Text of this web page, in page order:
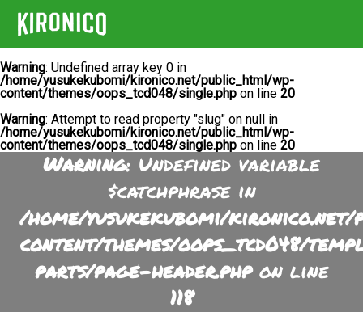
Warning: Undefined array key 0 in
/home/yusukekubomi/kironico.net/public_html/wp-
content/themes/oops_tcd048/single.php on line 20
Warning: Attempt to read property "slug" on null in
/home/yusukekubomi/kironico.net/public_html/wp-
content/themes/oops_tcd048/single.php on line 20
Warning: Undefined variable
$catchphrase in
/home/yusukekubomi/
content/themes/oops_tcd048/
parts/page-header.phpon line
118